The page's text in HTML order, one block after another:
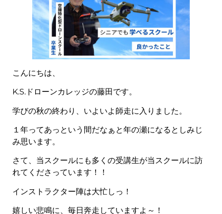
こんにちは、
K.S.ドローンカレッジの藤田です。
学びの秋の終わり、いよいよ師走に入りました。
１年ってあっという間だなぁと年の瀬になるとしみじ
み思います。
さて、当スクールにも多くの受講生が当スクールに訪
れてくださっています！！
インストラクター陣は大忙しっ！
嬉しい悲鳴に、毎日奔走していますよ～！